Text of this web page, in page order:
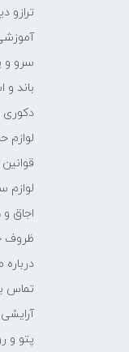
ترازو
سرو و
باند و
دکوری
لوازم
لوازم
اجاق و
ظروف
درباره
تماس
پتو و